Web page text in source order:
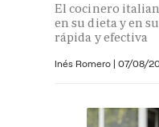
El cocinero
en su dieta y en
rápida y efectiva
Inés Romero | 07/08/